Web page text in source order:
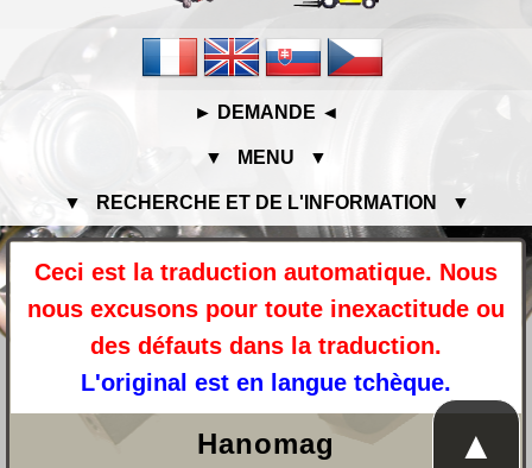
► DEMANDE ◄
▼ MENU ▼
▼ RECHERCHE ET DE L'INFORMATION ▼
Ceci est la traduction automatique. Nous
nous excusons pour toute inexactitude ou
des défauts dans la traduction.
L'original est en langue tchèque.
Hanomag ▲